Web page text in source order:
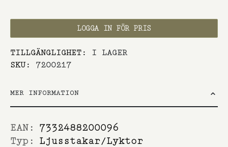
LOGGA IN FÖR PRIS
TILLGÄNGLIGHET:
I LAGER
SKU
7200217
MER INFORMATION
Mer
information
7332488200096
Ljusstakar/Lyktor